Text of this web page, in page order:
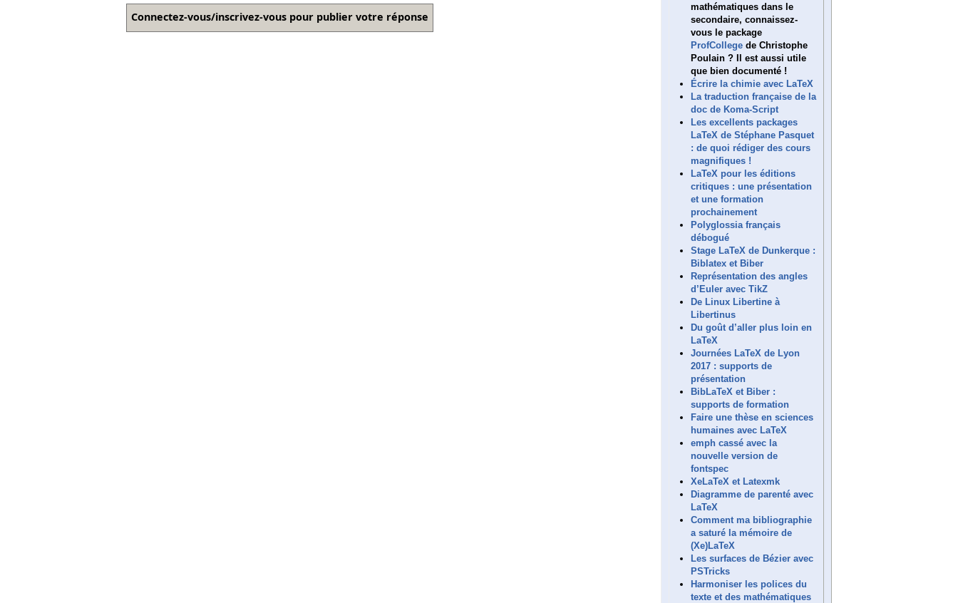
mathématiques dans le
secondaire, connaissez-
vous le package
ProfCollege de Christophe
Poulain ? Il est aussi utile
que bien documenté !
Écrire la chimie avec LaTeX
La traduction française de la
doc de Koma-Script
Les excellents packages
LaTeX de Stéphane Pasquet
: de quoi rédiger des cours
magnifiques !
LaTeX pour les éditions
critiques : une présentation
et une formation
prochainement
Polyglossia français
débogué
Stage LaTeX de Dunkerque :
Biblatex et Biber
Représentation des angles
d’Euler avec TikZ
De Linux Libertine à
Libertinus
Du goût d’aller plus loin en
LaTeX
Journées LaTeX de Lyon
2017 : supports de
présentation
BibLaTeX et Biber :
supports de formation
Faire une thèse en sciences
humaines avec LaTeX
emph cassé avec la
nouvelle version de
fontspec
XeLaTeX et Latexmk
Diagramme de parenté avec
LaTeX
Comment ma bibliographie
a saturé la mémoire de
(Xe)LaTeX
Les surfaces de Bézier avec
PSTricks
Harmoniser les polices du
texte et des mathématiques